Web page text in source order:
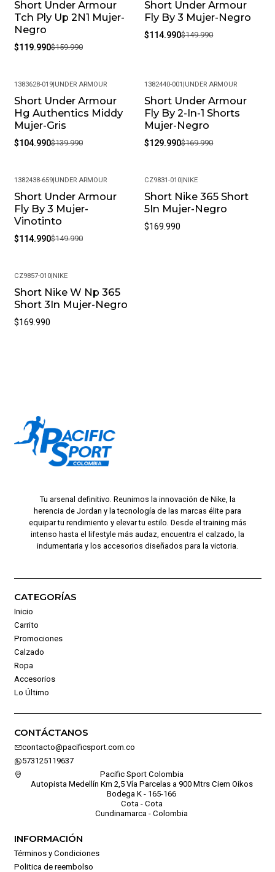
-25%
Short Under Armour
Tch Ply Up 2N1 Mujer-
Negro
$119.990$159.990
-23%
Short Under Armour
Fly By 3 Mujer-Negro
$114.990$149.990
-25%
1383628-019|UNDER ARMOUR
Short Under Armour
Hg Authentics Middy
Mujer-Gris
$104.990$139.990
-24%
1382440-001 |UNDER ARMOUR
Short Under Armour
Fly By 2-In-1 Shorts
Mujer-Negro
$129.990$169.990
-23%
1382438-659|UNDER ARMOUR
Short Under Armour
Fly By 3 Mujer-
Vinotinto
$114.990$149.990
CZ9831-010|NIKE
Short Nike 365 Short
5In Mujer-Negro
$169.990
CZ9857-010|NIKE
Short Nike W Np 365
Short 3In Mujer-Negro
$169.990
Tu arsenal definitivo. Reunimos la innovación de Nike, la
herencia de Jordan y la tecnología de las marcas élite para
equipar tu rendimiento y elevar tu estilo. Desde el training más
intenso hasta el lifestyle más audaz, encuentra el calzado, la
indumentaria y los accesorios diseñados para la victoria.
CATEGORÍAS
Inicio
Carrito
Promociones
Calzado
Ropa
Accesorios
Lo Último
CONTÁCTANOS
contacto@pacificsport.com.co
573125119637
Pacific Sport Colombia
Autopista Medellín Km 2,5 Vía Parcelas a 900 Mtrs Ciem Oikos
Bodega K - 165-166
Cota - Cota
Cundinamarca - Colombia
INFORMACIÓN
Términos y Condiciones
Politica de reembolso